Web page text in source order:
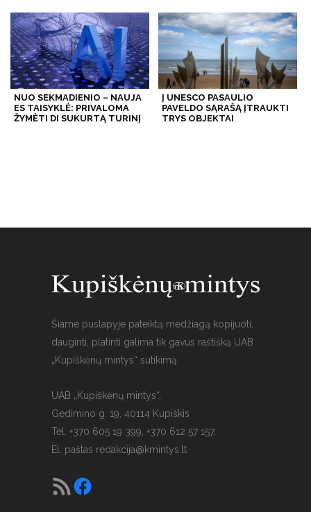
NUO SEKMADIENIO – NAUJA
ES TAISYKLĖ: PRIVALOMA
ŽYMĖTI DI SUKURTĄ TURINĮ
Į UNESCO PASAULIO
PAVELDO SĄRAŠĄ ĮTRAUKTI
TRYS OBJEKTAI
Šiame puslapyje pateiktą medžiagą kopijuoti,
dauginti, platinti galima tik gavus raštišką UAB
„Kupiškėnų mintys“ sutikimą.
UAB „Kupiškėnų mintys“,
Gedimino g. 19, 40114 Kupiškis
Tel. +370 605 19 399, +370 612 57 157.
El. paštas redakcija@kmintys.lt